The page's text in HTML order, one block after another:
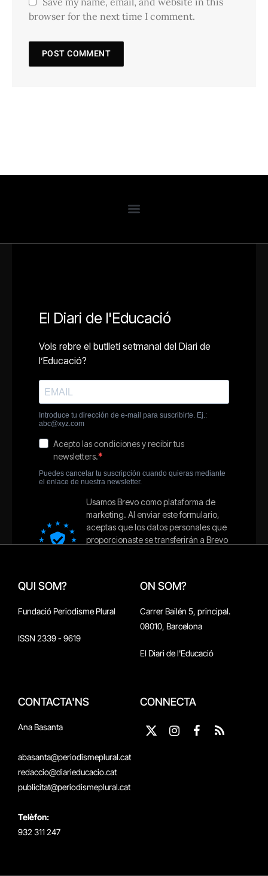
browser for the next time I comment.
QUI SOM?
Fundació Periodisme Plural
ISSN 2339 - 9619
ON SOM?
Carrer Bailén 5, principal.
08010, Barcelona
El Diari de l'Educació
CONTACTA'NS
Ana Basanta
abasanta@periodismeplural.cat
redaccio@diarieducacio.cat
publicitat@periodismeplural.cat
Telèfon:
932 311 247
CONNECTA
X
Instagram
Facebook
RSS